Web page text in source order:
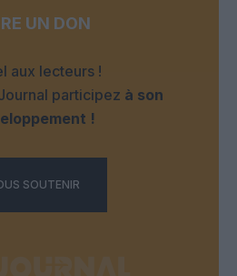
UN DON
aux lecteurs !
participez à son
!
SOUTENIR